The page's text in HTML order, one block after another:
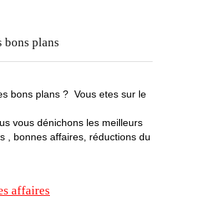
bons plans
bons plans ? Vous etes sur le
vous dénichons les meilleurs
, bonnes affaires, réductions du
affaires